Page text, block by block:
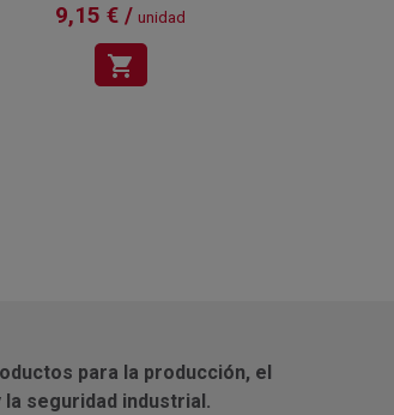
9,15 € / unidad
shopping_cart
para la producción, el
seguridad industrial.